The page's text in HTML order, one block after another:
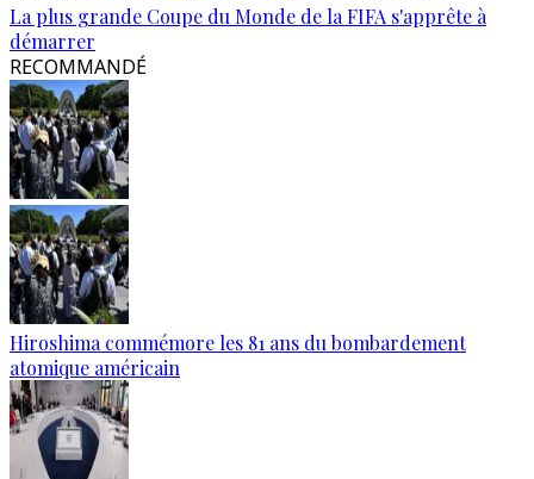
La plus grande Coupe du Monde de la FIFA s'apprête à
démarrer
RECOMMANDÉ
Hiroshima commémore les 81 ans du bombardement
atomique américain